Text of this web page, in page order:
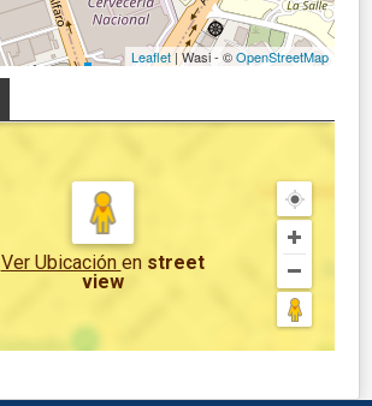
Leaflet | Wasi - ©OpenStreetMap
Ver Ubicación en street
view